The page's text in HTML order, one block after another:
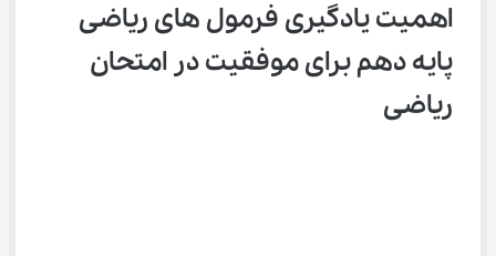
اهمیت یادگیری فرمول ‌های ریاضی
پایه دهم برای موفقیت در امتحان
ریاضی